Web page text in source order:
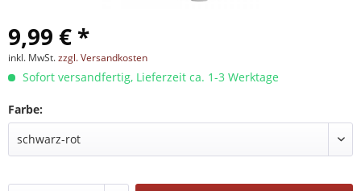
9,99 € *
inkl. MwSt.zzgl. Versandkosten
Sofort versandfertig, Lieferzeit ca. 1-3 Werktage
Farbe: